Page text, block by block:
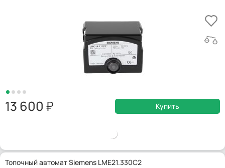
13 600 Купить
Топочный автомат Siemens LME21.330C2